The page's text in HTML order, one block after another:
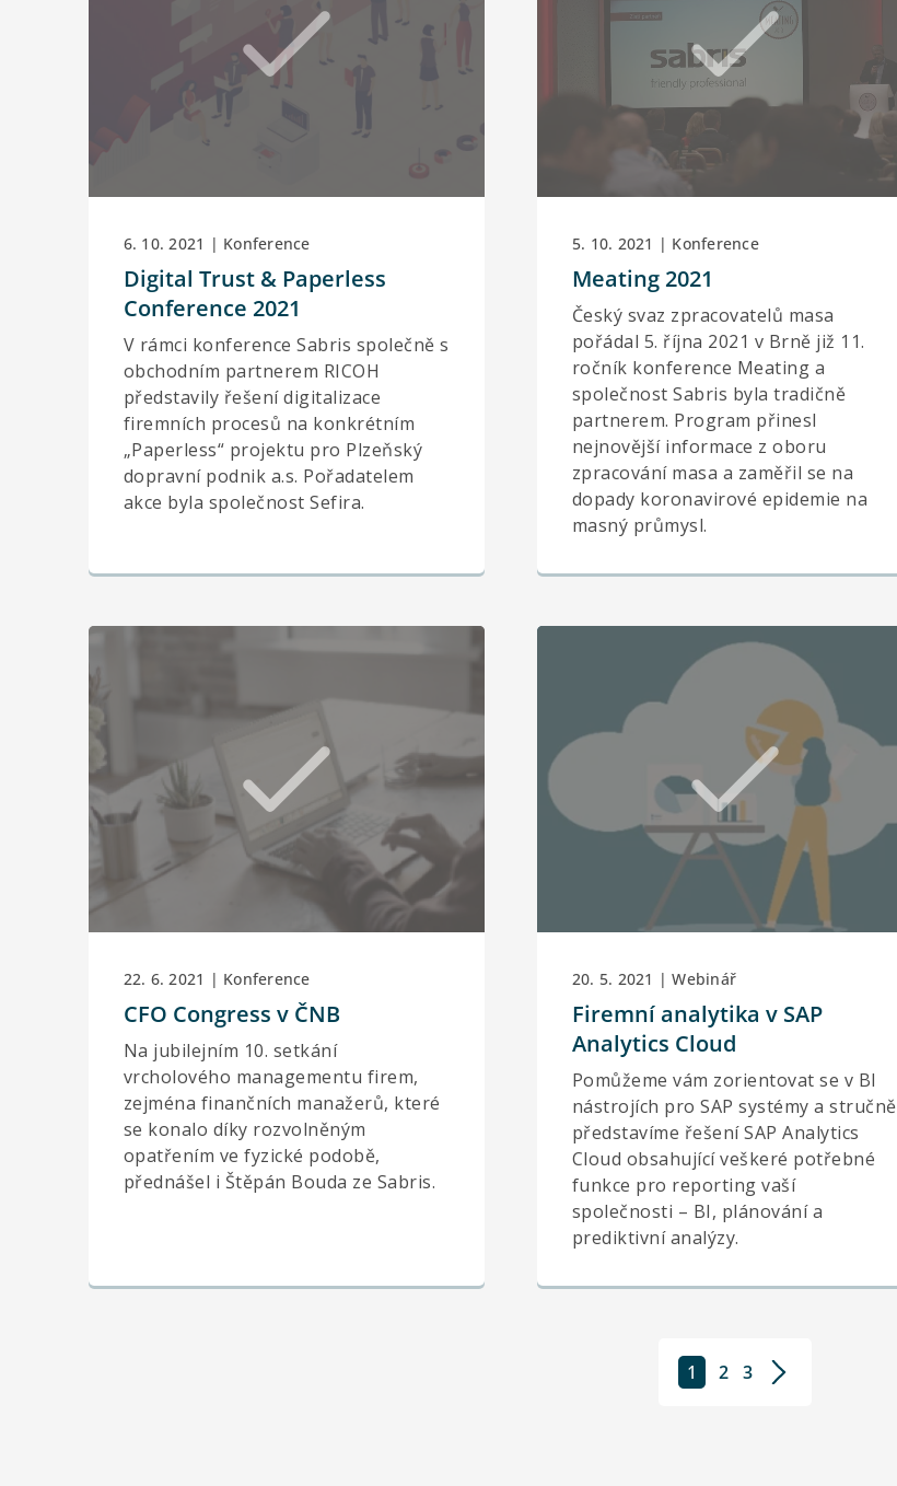
6. 10. 2021 | Konference
Digital Trust & Paperless
Conference 2021
V rámci konference Sabris společně s
obchodním partnerem RICOH
představily řešení digitalizace
firemních procesů na konkrétním
„Paperless“ projektu pro Plzeňský
dopravní podnik a.s. Pořadatelem
akce byla společnost Sefira.
5. 10. 2021 | Konference
Meating 2021
Český svaz zpracovatelů masa
pořádal 5. října 2021 v Brně již 11.
ročník konference Meating a
společnost Sabris byla tradičně
partnerem. Program přinesl
nejnovější informace z oboru
zpracování masa a zaměřil se na
dopady koronavirové epidemie na
masný průmysl.
22. 6. 2021 | Konference
CFO Congress v ČNB
Na jubilejním 10. setkání
vrcholového managementu firem,
zejména finančních manažerů, které
se konalo díky rozvolněným
opatřením ve fyzické podobě,
přednášel i Štěpán Bouda ze Sabris.
20. 5. 2021 | Webinář
Firemní analytika v SAP
Analytics Cloud
Pomůžeme vám zorientovat se v BI
nástrojích pro SAP systémy a stručně
představíme řešení SAP Analytics
Cloud obsahující veškeré potřebné
funkce pro reporting vaší
společnosti – BI, plánování a
prediktivní analýzy.
1 2 3